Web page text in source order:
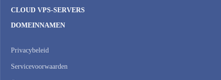
CLOUD VPS-SERVERS
DOMEINNAMEN
Privacybeleid
Servicevoorwaarden